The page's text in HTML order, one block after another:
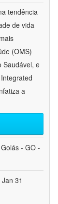
tendência
de vida
(OMS)
Saudável, e
a
- GO -
31